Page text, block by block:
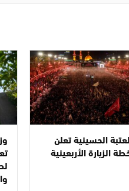
الحسينية تعلن
الزيارة الأربعينية